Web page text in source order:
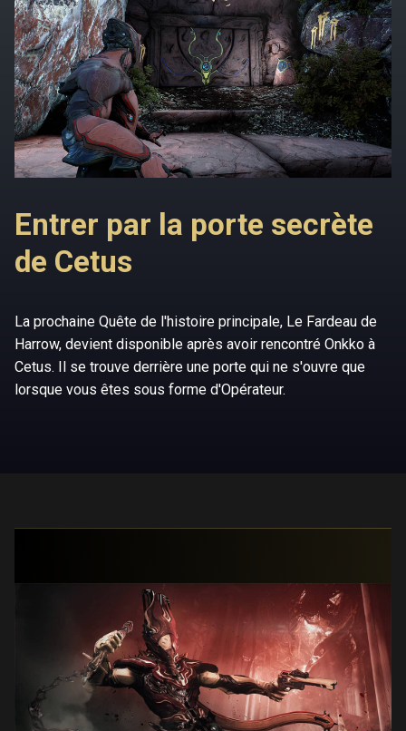
Entrer par la porte secrète
de Cetus
La prochaine Quête de l'histoire principale, Le Fardeau de
Harrow, devient disponible après avoir rencontré Onkko à
Cetus. Il se trouve derrière une porte qui ne s'ouvre que
lorsque vous êtes sous forme d'Opérateur.